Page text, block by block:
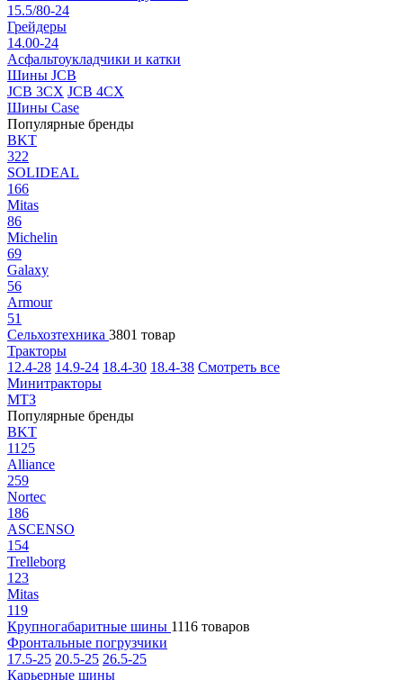
15.5/80-24
Грейдеры
14.00-24
Асфальтоукладчики и катки
Шины JCB
JCB 3CX JCB 4CX
Шины Case
Популярные бренды
BKT
322
SOLIDEAL
166
Mitas
86
Michelin
69
Galaxy
56
Armour
51
Сельхозтехника 3801 товар
Тракторы
12.4-28 14.9-24 18.4-30 18.4-38 Смотреть все
Минитракторы
МТЗ
Популярные бренды
BKT
1125
Alliance
259
Nortec
186
ASCENSO
154
Trelleborg
123
Mitas
119
Крупногабаритные шины 1116 товаров
Фронтальные погрузчики
17.5-25 20.5-25 26.5-25
Карьерные шины